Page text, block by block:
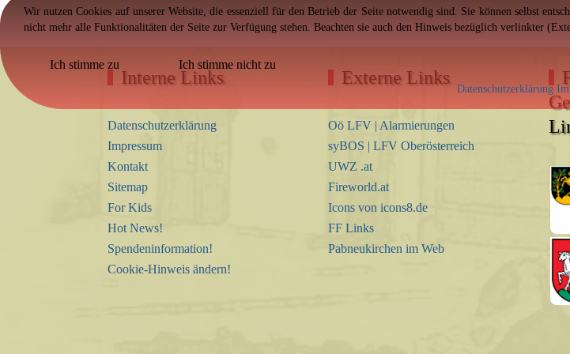
Interne Links
Datenschutzerklärung
Impressum
Kontakt
Sitemap
For Kids
Hot News!
Spendeninformation!
Cookie-Hinweis ändern!
Externe Links
Oö LFV | Alarmierungen
syBOS | LFV Oberösterreich
UWZ .at
Fireworld.at
Icons von icons8.de
FF Links
Pabneukirchen im Web
Wir nutzen Cookies auf unserer Website, die essenziell für den Betrieb der Seite notwendig sind. Sie können selbst
nicht mehr alle Funktionalitäten der Seite zur Verfügung stehen. Beachten sie auch den Hinweis bezüglich verlinkter
Ich stimme zu Ich stimme nicht zu
Datenschutzerklärung